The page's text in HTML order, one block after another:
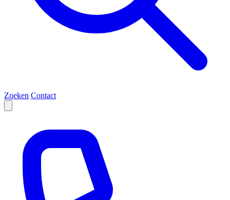
Zoeken Contact